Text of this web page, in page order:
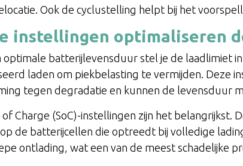
Ook de cyclustelling helpt bij het
instellingen optimaliseren
optimale batterijlevensduur stel je de laadlimiet
laden om piekbelasting te vermijden. Deze
tegen degradatie en kunnen de levensduur
of Charge (SoC)-instellingen zijn het
de batterijcellen die optreedt bij volledige
ontlading, wat een van de meest schadelijke